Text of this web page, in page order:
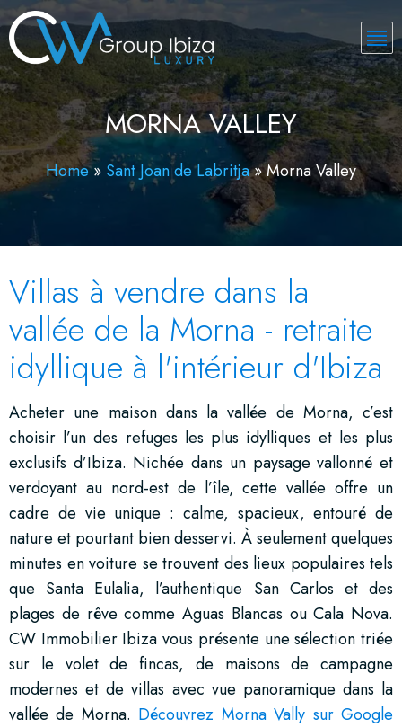
MORNA VALLEY
Home» Sant Joan de Labritja»Morna Valley
Villas à vendre dans la
vallée de la Morna - retraite
idyllique à l'intérieur d'Ibiza
Acheter une maison dans la vallée de Morna, c’est
choisir l’un des refuges les plus idylliques et les plus
exclusifs d’Ibiza. Nichée dans un paysage vallonné et
verdoyant au nord-est de l’île, cette vallée offre un
cadre de vie unique : calme, spacieux, entouré de
nature et pourtant bien desservi. À seulement quelques
minutes en voiture se trouvent des lieux populaires tels
que Santa Eulalia, l’authentique San Carlos et des
plages de rêve comme Aguas Blancas ou Cala Nova.
CW Immobilier Ibiza vous présente une sélection triée
sur le volet de fincas, de maisons de campagne
modernes et de villas avec vue panoramique dans la
vallée de Morna. Découvrez Morna Vally sur Google